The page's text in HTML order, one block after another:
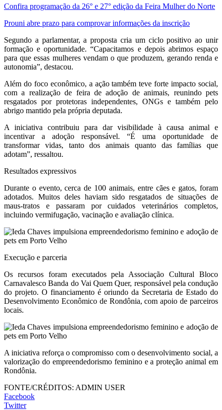
Confira programação da 26° e 27° edição da Feira Mulher do Norte
Prouni abre prazo para comprovar informações da inscrição
Segundo a parlamentar, a proposta cria um ciclo positivo ao unir
formação e oportunidade. “Capacitamos e depois abrimos espaço
para que essas mulheres vendam o que produzem, gerando renda e
autonomia”, destacou.
Além do foco econômico, a ação também teve forte impacto social,
com a realização de feira de adoção de animais, reunindo pets
resgatados por protetoras independentes, ONGs e também pelo
abrigo mantido pela própria deputada.
A iniciativa contribuiu para dar visibilidade à causa animal e
incentivar a adoção responsável. “É uma oportunidade de
transformar vidas, tanto dos animais quanto das famílias que
adotam”, ressaltou.
Resultados expressivos
Durante o evento, cerca de 100 animais, entre cães e gatos, foram
adotados. Muitos deles haviam sido resgatados de situações de
maus-tratos e passaram por cuidados veterinários completos,
incluindo vermifugação, vacinação e avaliação clínica.
Execução e parceria
Os recursos foram executados pela Associação Cultural Bloco
Carnavalesco Banda do Vai Quem Quer, responsável pela condução
do projeto. O financiamento é oriundo da Secretaria de Estado do
Desenvolvimento Econômico de Rondônia, com apoio de parceiros
locais.
A iniciativa reforça o compromisso com o desenvolvimento social, a
valorização do empreendedorismo feminino e a proteção animal em
Rondônia.
FONTE/CRÉDITOS: ADMIN USER
Facebook
Twitter